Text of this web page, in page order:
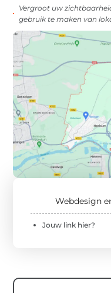
Vergroot uw
gebruik te maken van
Webdesign
Jouw link hier?